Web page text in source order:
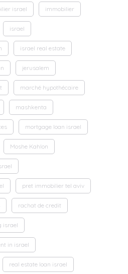
israel immobilier
israel
israel real estate
jerusalem
marché hypothécaire
mashkenta
mortgage loan israel
Moshe Kahlon
pret immobilier tel aviv
rachat de credit
israel
in israel
real estate loan israel